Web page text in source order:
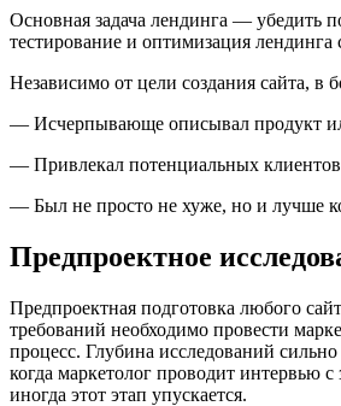
Основная задача лендинга — убедить
тестирование и оптимизация
Независимо от цели создания сайта, в
— Исчерпывающе описывал продукт
— Привлекал потенциальных
— Был не просто не хуже, но и лучше
Предпроектное
Предпроектная подготовка любого
требований необходимо провести
процесс. Глубина исследований
когда маркетолог проводит интервью
иногда этот этап упускается.